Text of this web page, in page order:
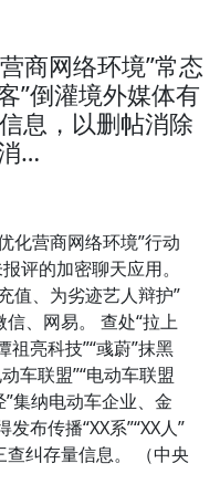
商网络环境”常态
”倒灌境外媒体有
息，以删帖消除
…
化营商网络环境”行动
评的加密聊天应用。
值、为劣迹艺人辩护”
、网易。 查处“拉上
祖亮科技”“彧蔚”抹黑
车联盟”“电动车联盟
”集纳电动车企业、金
布传播“XX系”“XX人”
纠存量信息。 （中央